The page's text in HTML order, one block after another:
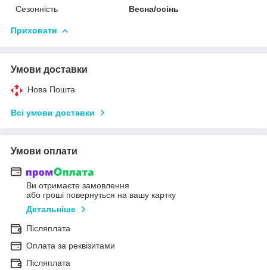
Сезонність
Весна/осінь
Приховати
Умови доставки
Нова Пошта
Всі умови доставки
Умови оплати
Ви отримаєте замовлення
або гроші повернуться на вашу картку
Детальніше
Післяплата
Оплата за реквізитами
Післяплата